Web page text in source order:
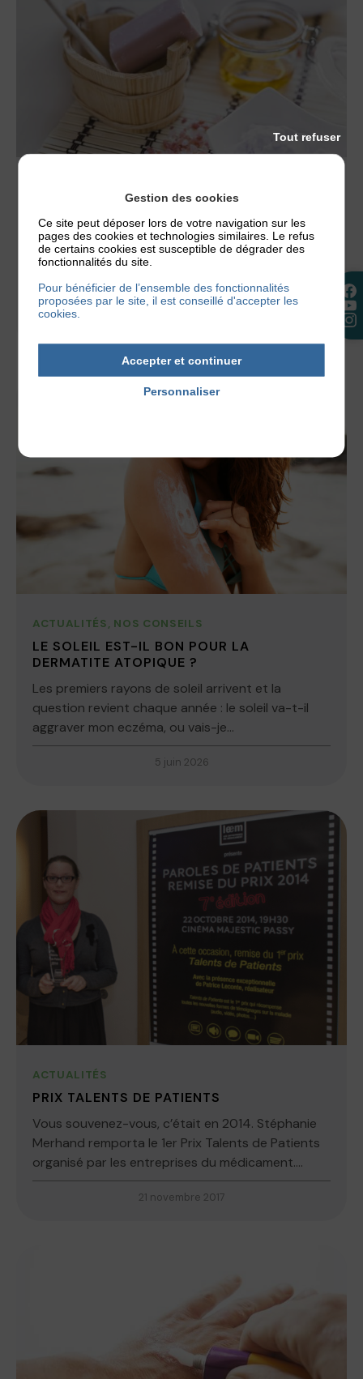
D’ECZÉMA ?
Un savon mal choisi peut suffire à déclencher une
poussée d’eczéma. C’est tout le paradoxe de
l’hygiène quand on a...
ACTUALITÉS, NOS CONSEILS
LE SOLEIL EST-IL BON POUR LA
DERMATITE ATOPIQUE ?
Les premiers rayons de soleil arrivent et la
question revient chaque année : le soleil va-t-il
aggraver mon eczéma, ou vais-je...
5 juin 2026
ACTUALITÉS
PRIX TALENTS DE PATIENTS
Vous souvenez-vous, c’était en 2014. Stéphanie
Merhand remporta le 1er Prix Talents de Patients
organisé par les entreprises du médicament....
21 novembre 2017
Gestion des cookies
Ce site peut déposer lors de votre navigation sur les
pages des cookies et technologies similaires. Le refus
de certains cookies est susceptible de dégrader des
fonctionnalités du site.
Pour bénéficier de l’ensemble des fonctionnalités
proposées par le site, il est conseillé d'accepter les
cookies.
Accepter et continuer
Tout refuser
Personnaliser